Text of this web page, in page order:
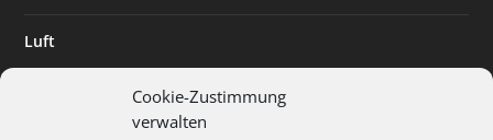
Cookie-Zustimmung
verwalten
Luft